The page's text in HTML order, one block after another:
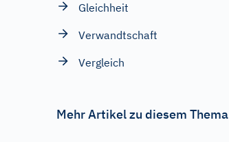
Gleichheit
Verwandtschaft
Vergleich
Mehr Artikel zu diesem Thema